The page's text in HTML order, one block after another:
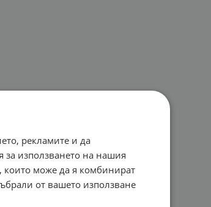
рекламите и да
използването на нашия
които може да я комбинират
от вашето използване